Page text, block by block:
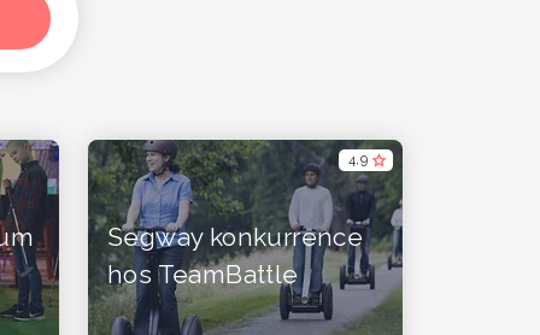
4,9
Segway konkurrence
hos TeamBattle